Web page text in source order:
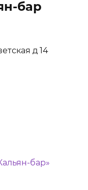
бар
д 14
бар»